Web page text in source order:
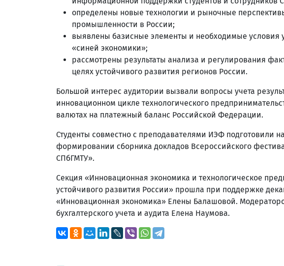
определены новые технологии и рыночные
промышленности в России;
выявлены базисные элементы и необходимые условия
«синей экономики»;
рассмотрены результаты анализа и регулирования
целях устойчивого развития регионов России.
Большой интерес аудитории вызвали вопросы учета
инновационном цикле технологического
валютах на платежный баланс Российской Федерации.
Студенты совместно с преподавателями ИЭФ подготовили
формировании сборника докладов Всероссийского
СПбГМТУ».
Секция «Инновационная экономика и технологическое
устойчивого развития России» прошла при поддержке
«Инновационная экономика» Елены Балашовой.
бухгалтерского учета и аудита Елена Наумова.